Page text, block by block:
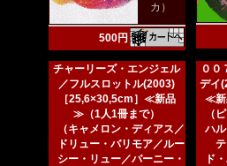
カ）
500円
チャーリーズ・エンジェル
／フルスロットル(2003)
［25,6×30,5cm］≪新品
≫（1人1冊まで）
（キャメロン・ディアス／
ドリュー・バリモア／ルー
シー・リュー／バーニー・
００
デイ
≪新
（
ハ
ド